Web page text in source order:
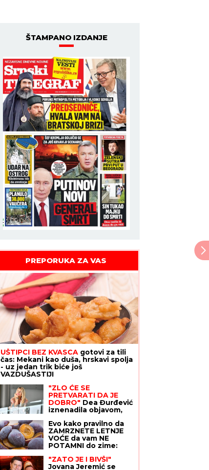
ŠTAMPANO IZDANJE
PREPORUKA ZA VAS
UŠTIPCI BEZ KVASCA gotovi za tili
čas: Mekani kao duša, hrskavi spolja
- uz jedan trik biće još
VAZDUŠASTIJI
"ZLO ĆE SE
PRETVARATI DA JE
DOBRO" Dea Đurđević
iznenadila objavom,
savet: "Kad god vidiš
zlo, veruj da je zlo"
Evo kako pravilno da
ZAMRZNETE LETNJE
VOĆE da vam NE
POTAMNI do zime:
MAGIČAN SASTOJAK I
OVAJ TRIK
"ZATO JE I BIVŠI"
Jovana Jeremić se